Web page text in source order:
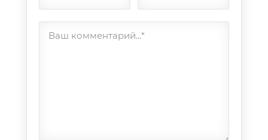
Ваш комментарий...*